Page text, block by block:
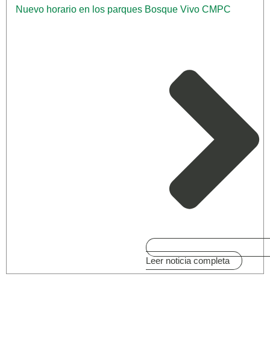
Nuevo horario en los parques Bosque Vivo CMPC
Leer noticia completa